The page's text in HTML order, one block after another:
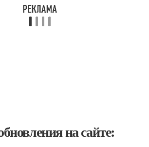
на сайте: